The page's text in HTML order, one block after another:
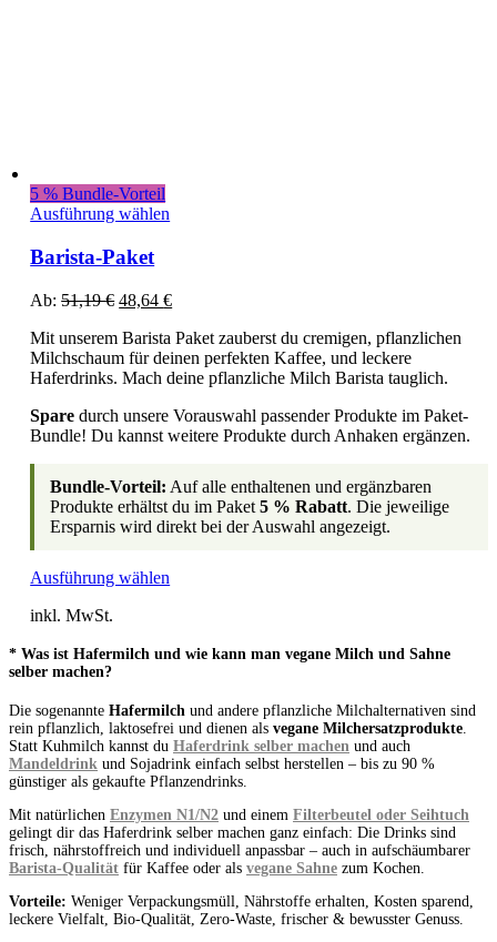
5 % Bundle-Vorteil
Ausführung wählen
Barista-Paket
Ab:51,19€ Ursprünglicher
war:
51,19 €
48,64€Aktueller
ist:
48,64 €.
Mit unserem Barista Paket zauberst du cremigen, pflanzlichen
Milchschaum für deinen perfekten Kaffee, und leckere
Haferdrinks. Mach deine pflanzliche Milch Barista tauglich.
Spare durch unsere Vorauswahl passender Produkte im Paket-
Bundle! Du kannst weitere Produkte durch Anhaken ergänzen.
Bundle-Vorteil: Auf alle enthaltenen und ergänzbaren
Produkte erhältst du im Paket5 % Rabatt. Die jeweilige
Ersparnis wird direkt bei der Auswahl angezeigt.
Ausführung wählen
inkl. MwSt.
* Was ist Hafermilch und wie kann man vegane Milch und Sahne
selber machen?
Die sogenannte Hafermilch und andere pflanzliche Milchalternativen sind
rein pflanzlich, laktosefrei und dienen als vegane Milchersatzprodukte
Statt Kuhmilch kannst du Haferdrink selber machen und auch
Mandeldrink und Sojadrink einfach selbst herstellen – bis zu 90 %
günstiger als gekaufte Pflanzendrinks.
Mit natürlichen Enzymen N1/N2 und einem Filterbeutel oder Seihtuch
gelingt dir das Haferdrink selber machen ganz einfach: Die Drinks sind
frisch, nährstoffreich und individuell anpassbar – auch in aufschäumbarer
Barista-Qualität für Kaffee oder als vegane Sahne zum Kochen.
Vorteile: Weniger Verpackungsmüll, Nährstoffe erhalten, Kosten sparend,
leckere Vielfalt, Bio-Qualität, Zero-Waste, frischer & bewusster Genuss.